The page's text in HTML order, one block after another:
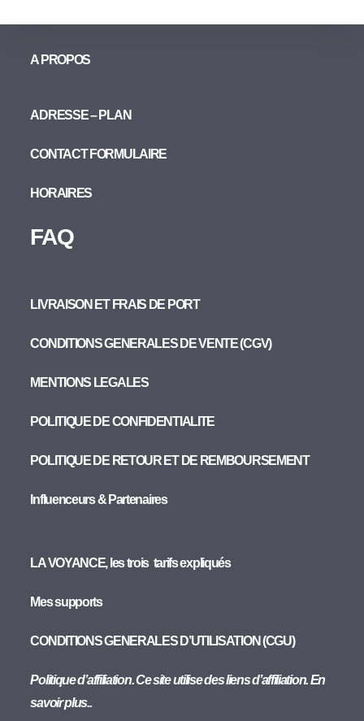
A PROPOS
ADRESSE – PLAN
CONTACT FORMULAIRE
HORAIRES
FAQ
LIVRAISON ET FRAIS DE PORT
CONDITIONS GENERALES DE VENTE (CGV)
MENTIONS LEGALES
POLITIQUE DE CONFIDENTIALITE
POLITIQUE DE RETOUR ET DE REMBOURSEMENT
Influenceurs & Partenaires
LA VOYANCE, les trois tarifs expliqués
Mes supports
CONDITIONS GENERALES D’UTILISATION (CGU)
Politique d’affiliation. Ce site utilise des liens d’affiliation. En
savoir plus..